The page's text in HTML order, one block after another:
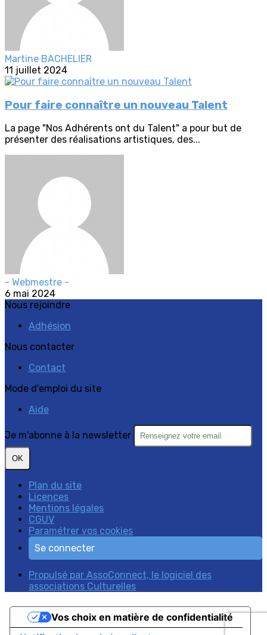
Martine BACHELIER
11 juillet 2024
Pour faire connaître un nouveau Talent
La page "Nos Adhérents ont du Talent" a pour but de
présenter des réalisations artistiques, des...
- Webmestre -
6 mai 2024
Nous rejoindre
Adhésion
Nous contacter
Contact
Mode d'emploi du site
Aide
Je m'abonne à la newsletter
OK
Plan du site
Licences
Mentions légales
CGUV
Paramétrer vos cookies
Se connecter
Propulsé par AssoConnect, le logiciel des
associations Culturelles
Vos choix en matière de confidentialité